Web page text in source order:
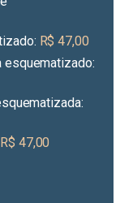
R$ 47,00
esquematizado:
R$ 47,00